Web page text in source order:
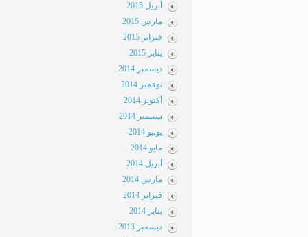
أبريل 2015
مارس 2015
فبراير 2015
يناير 2015
ديسمبر 2014
نوفمبر 2014
أكتوبر 2014
سبتمبر 2014
يونيو 2014
مايو 2014
أبريل 2014
مارس 2014
فبراير 2014
يناير 2014
ديسمبر 2013